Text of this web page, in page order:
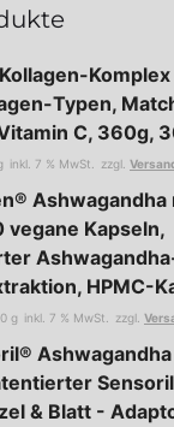
Komplex
Typen,
C, 360g,
inkl. 7 % MwSt. zzgl.
Ashwagandha
vegane Kapseln,
HPMC-
g inkl. 7 % MwSt. zzgl.
& Blatt -